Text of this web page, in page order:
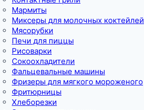
Мармиты
Миксеры для молочных коктейлей
Мясорубки
Печи для пиццы
Рисоварки
Сокоохладители
Фальцевальные машины
Фризеры для мягкого мороженого
Фритюрницы
Хлеборезки